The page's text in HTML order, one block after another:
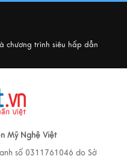
chương trình siêu hấp dẫn
Mỹ Nghệ Việt
số 0311761046 do Sở